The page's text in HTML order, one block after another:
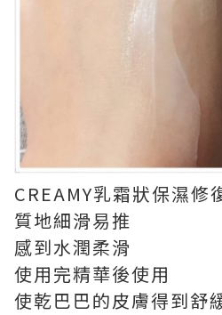
CREAMY乳霜狀保濕修
質地細滑易推
感到水潤柔滑
使用完精華後使用
使乾巴巴的皮膚得到舒